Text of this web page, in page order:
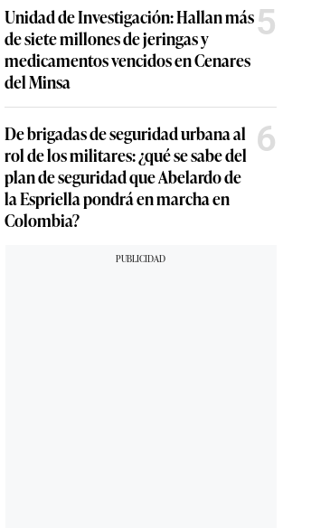
Unidad de Investigación: Hallan más
de siete millones de jeringas y
medicamentos vencidos en Cenares
del Minsa
5
De brigadas de seguridad urbana al
rol de los militares: ¿qué se sabe del
plan de seguridad que Abelardo de
la Espriella pondrá en marcha en
Colombia?
6